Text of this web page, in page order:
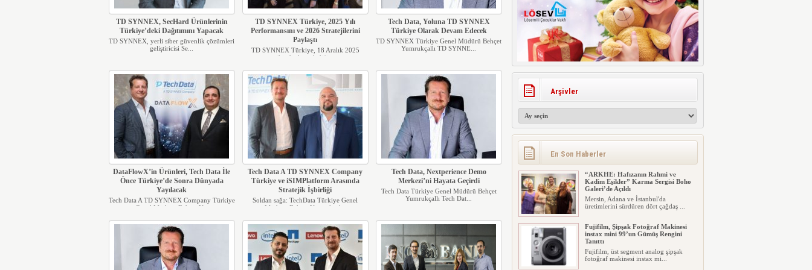
TD SYNNEX, SecHard Ürünlerinin
Türkiye’deki Dağıtımını Yapacak
TD SYNNEX, yerli siber güvenlik çözümleri
geliştiricisi Se...
TD SYNNEX Türkiye, 2025 Yılı
Performansını ve 2026 Stratejilerini
Paylaştı
TD SYNNEX Türkiye, 18 Aralık 2025
tarihinde düzenlediği yı...
Tech Data, Yoluna TD SYNNEX
Türkiye Olarak Devam Edecek
TD SYNNEX Türkiye Genel Müdürü Behçet
Yumrukçallı TD SYNNE...
DataFlowX’in Ürünleri, Tech Data İle
Önce Türkiye’de Sonra Dünyada
Yayılacak
Tech Data A TD SYNNEX Company Türkiye
Genel Müdürü Behçet Y...
Tech Data A TD SYNNEX Company
Türkiye ve iSIMPlatform Arasında
Stratejik İşbirliği
Soldan sağa: TechData Türkiye Genel
Müdürü Behçet Yumrukçal...
Tech Data, Nextperience Demo
Merkezi’ni Hayata Geçirdi
Tech Data Türkiye Genel Müdürü Behçet
Yumrukçallı Tech Dat...
Arşivler
En Son Haberler
“ARKHE: Hafızanın Rahmi ve
Kadim Eşikler” Karma Sergisi Boho
Galeri’de Açıldı
Mersin, Adana ve İstanbul'da
üretimlerini sürdüren dört çağdaş ...
Fujifilm, Şipşak Fotoğraf Makinesi
instax mini 99’un Gümüş Rengini
Tanıttı
Fujifilm, üst segment analog şipşak
fotoğraf makinesi instax mi...